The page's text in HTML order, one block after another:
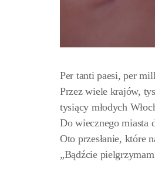
Per tanti paesi, per
Przez wiele krajów,
tysiący młodych
Do wiecznego miasta
Oto przesłanie, które
„Bądźcie